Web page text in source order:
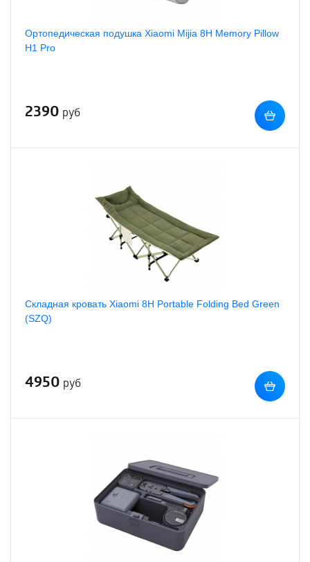
Ортопедическая подушка Xiaomi Mijia 8H Memory Pillow
H1 Pro
2390 руб
Складная кровать Xiaomi 8H Portable Folding Bed Green
(SZQ)
4950 руб